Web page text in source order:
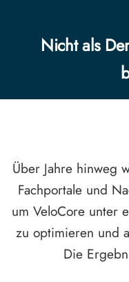
Nicht als
Über Jahre hinweg
Fachportale und
um VeloCore unter
zu optimieren und
Die